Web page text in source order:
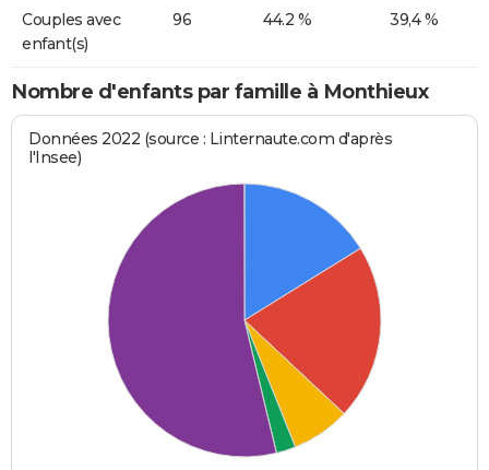
Couples avec
enfant(s)
96 44.2 % 39,4 %
Nombre d'enfants par famille à Monthieux
Données 2022 (source : Linternaute.com d'après
l'Insee)